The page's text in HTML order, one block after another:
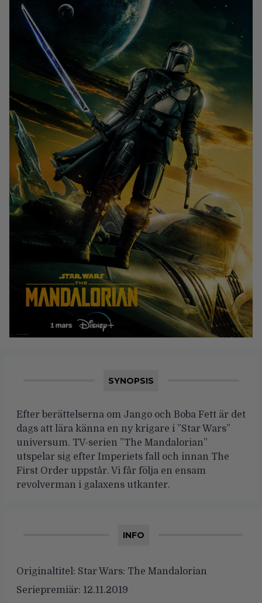
SYNOPSIS
Efter berättelserna om Jango och Boba Fett är det
dags att lära känna en ny krigare i ”Star Wars”
universum. TV-serien ”The Mandalorian”
utspelar sig efter Imperiets fall och innan The
First Order uppstår. Vi får följa en ensam
revolverman i galaxens utkanter.
INFO
Originaltitel: Star Wars: The Mandalorian
Seriepremiär: 12.11.2019